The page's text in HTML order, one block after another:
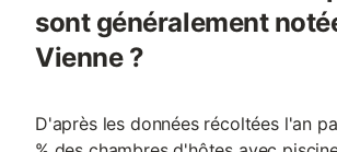
sont généralement
Vienne ?
D'après les données récoltées l'an